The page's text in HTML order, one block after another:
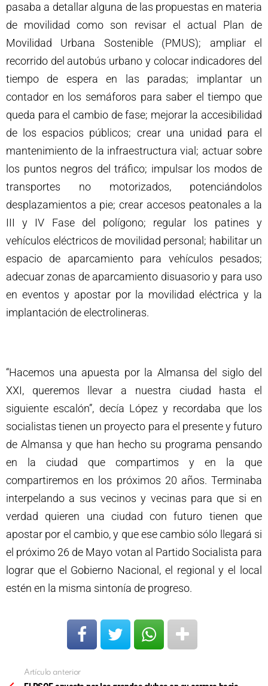
pasaba a detallar alguna de las propuestas en materia
de movilidad como son revisar el actual Plan de
Movilidad Urbana Sostenible (PMUS); ampliar el
recorrido del autobús urbano y colocar indicadores del
tiempo de espera en las paradas; implantar un
contador en los semáforos para saber el tiempo que
queda para el cambio de fase; mejorar la accesibilidad
de los espacios públicos; crear una unidad para el
mantenimiento de la infraestructura vial; actuar sobre
los puntos negros del tráfico; impulsar los modos de
transportes no motorizados, potenciándolos
desplazamientos a pie; crear accesos peatonales a la
III y IV Fase del polígono; regular los patines y
vehículos eléctricos de movilidad personal; habilitar un
espacio de aparcamiento para vehículos pesados;
adecuar zonas de aparcamiento disuasorio y para uso
en eventos y apostar por la movilidad eléctrica y la
implantación de electrolineras.
“Hacemos una apuesta por la Almansa del siglo del
XXI, queremos llevar a nuestra ciudad hasta el
siguiente escalón”, decía López y recordaba que los
socialistas tienen un proyecto para el presente y futuro
de Almansa y que han hecho su programa pensando
en la ciudad que compartimos y en la que
compartiremos en los próximos 20 años. Terminaba
interpelando a sus vecinos y vecinas para que si en
verdad quieren una ciudad con futuro tienen que
apostar por el cambio, y que ese cambio sólo llegará si
el próximo 26 de Mayo votan al Partido Socialista para
lograr que el Gobierno Nacional, el regional y el local
estén en la misma sintonía de progreso.
Artículo anterior